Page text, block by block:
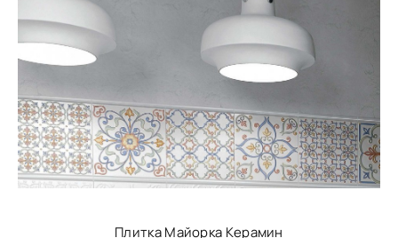
Плитка Майорка Керамин